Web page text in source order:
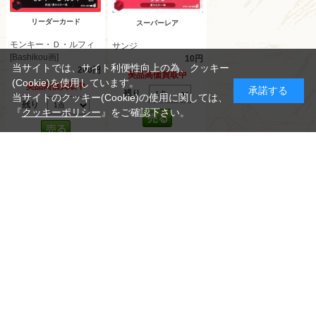
リーダーカード
モンキー・Ｄ・ルフィ
[Bashikou画]
200円
美品高価買取中
残り
スーパーレア
サンジ
10円
美品高価買取中
残り
当サイトでは、サイト利便性向上の為、クッキー
(Cookie)を使用しています。
当サイトのクッキー(Cookie)の使用に関しては、
『クッキーポリシー』をご確認下さい。
承諾する